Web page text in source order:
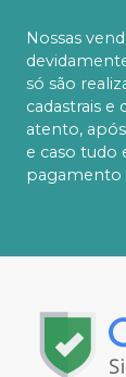
Nossas
só são
cadastrais e
atento,
e caso tudo
pagamento